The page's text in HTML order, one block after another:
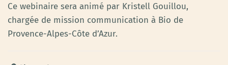
Ce webinaire sera animé par Kristell Gouillou,
chargée de mission communication à Bio de
Provence-Alpes-Côte d’Azur.